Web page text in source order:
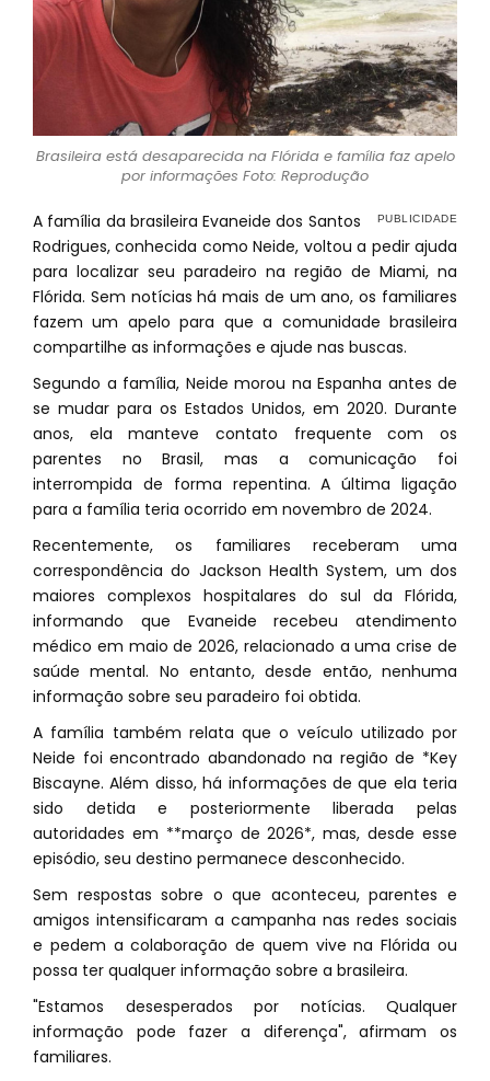
Brasileira está desaparecida na Flórida e família faz apelo
por informações Foto: Reprodução
A família da brasileira Evaneide dos Santos
Rodrigues, conhecida como Neide, voltou a pedir ajuda
para localizar seu paradeiro na região de Miami, na
Flórida. Sem notícias há mais de um ano, os familiares
fazem um apelo para que a comunidade brasileira
compartilhe as informações e ajude nas buscas.
Segundo a família, Neide morou na Espanha antes de
se mudar para os Estados Unidos, em 2020. Durante
anos, ela manteve contato frequente com os
parentes no Brasil, mas a comunicação foi
interrompida de forma repentina. A última ligação
para a família teria ocorrido em novembro de 2024.
Recentemente, os familiares receberam uma
correspondência do Jackson Health System, um dos
maiores complexos hospitalares do sul da Flórida,
informando que Evaneide recebeu atendimento
médico em maio de 2026, relacionado a uma crise de
saúde mental. No entanto, desde então, nenhuma
informação sobre seu paradeiro foi obtida.
A família também relata que o veículo utilizado por
Neide foi encontrado abandonado na região de *Key
Biscayne. Além disso, há informações de que ela teria
sido detida e posteriormente liberada pelas
autoridades em **março de 2026*, mas, desde esse
episódio, seu destino permanece desconhecido.
Sem respostas sobre o que aconteceu, parentes e
amigos intensificaram a campanha nas redes sociais
e pedem a colaboração de quem vive na Flórida ou
possa ter qualquer informação sobre a brasileira.
"Estamos desesperados por notícias. Qualquer
informação pode fazer a diferença", afirmam os
familiares.